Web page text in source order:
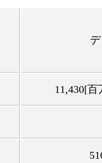
11,430[